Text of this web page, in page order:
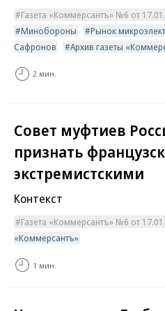
Газета «Коммерсантъ» №6 от
Минобороны
Рынок
Сафронов
Архив газеты
2 мин.
Совет муфтиев
признать
экстремистскими
Контекст
Газета «Коммерсантъ» №6 от
«Коммерсантъ»
1 мин.